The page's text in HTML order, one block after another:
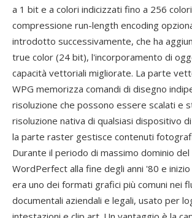
a 1 bit e a colori indicizzati fino a 256
compressione run-length encoding
introdotto successivamente, che ha
true color (24 bit), l'incorporamento di
capacità vettoriali migliorate. La parte
WPG memorizza comandi di disegno
risoluzione che possono essere scalati e
risoluzione nativa di qualsiasi dispositivo
la parte raster gestisce contenuti
Durante il periodo di massimo dominio
WordPerfect alla fine degli anni '80 e inizio
era uno dei formati grafici più comuni nei
documentali aziendali e legali, usato per